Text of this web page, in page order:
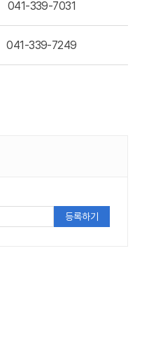
041-339-7031
041-339-7249